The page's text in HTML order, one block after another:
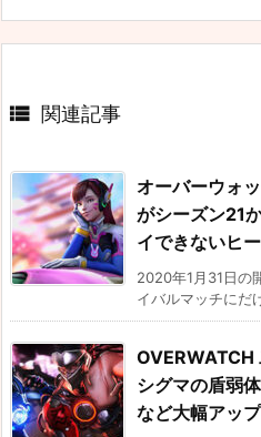
 関連記事
オーバーウォ
がシーズン21
イできないヒ
2020年1月31日の
イバルマッチにだ
OVERWATCH
シグマの盾弱
など大幅アッ